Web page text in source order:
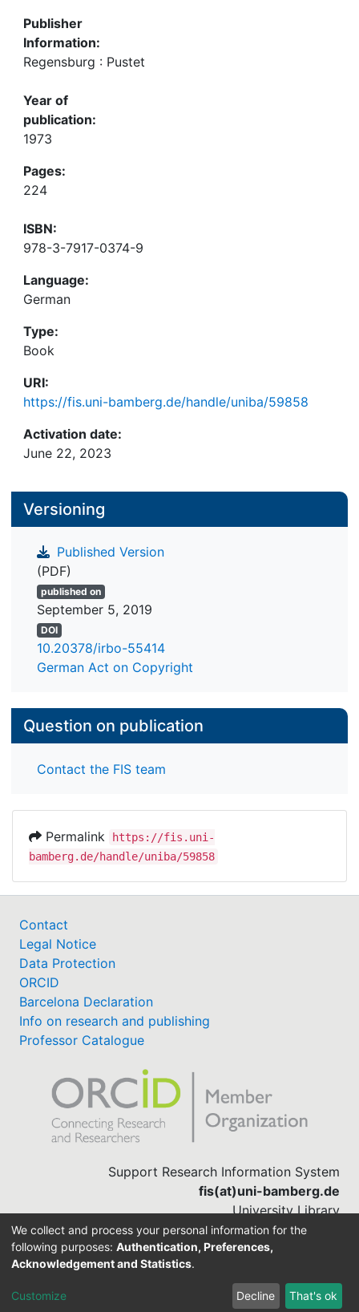
Publisher
Information:
Regensburg : Pustet
Year of
publication:
1973
Pages:
224
ISBN:
978-3-7917-0374-9
Language:
German
Type:
Book
URI:
https://fis.uni-bamberg.de/handle/uniba/59858
Activation date:
June 22, 2023
Versioning
Published Version
(PDF)
published on
September 5, 2019
DOI
10.20378/irbo-55414
German Act on Copyright
Question on publication
Contact the FIS team
Permalink
https://fis.uni-
bamberg.de/handle/uniba/59858
Contact
Legal Notice
Data Protection
ORCID
Barcelona Declaration
Info on research and publishing
Professor Catalogue
Support Research Information System
fis(at)uni-bamberg.de
University Library
(0951) 863-1568
DSpace-CRIS software
We collect and process your personal information for the
following purposes: Authentication, Preferences,
Acknowledgement and Statistics.
Customize Decline That's ok